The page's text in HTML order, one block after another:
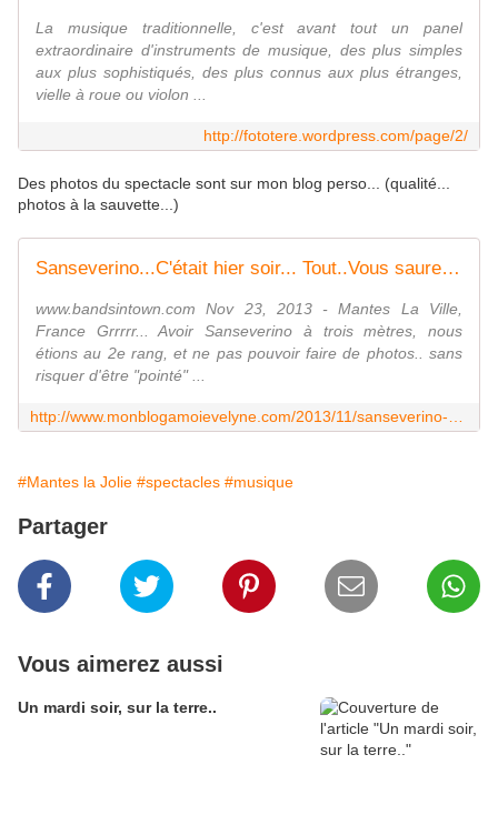
La musique traditionnelle, c'est avant tout un panel
extraordinaire d'instruments de musique, des plus simples
aux plus sophistiqués, des plus connus aux plus étranges,
vielle à roue ou violon ...
http://fototere.wordpress.com/page/2/
Des photos du spectacle sont sur mon blog perso... (qualité...
photos à la sauvette...)
Sanseverino...C'était hier soir... Tout..Vous saurez tout...
www.bandsintown.com Nov 23, 2013 - Mantes La Ville,
France Grrrrr... Avoir Sanseverino à trois mètres, nous
étions au 2e rang, et ne pas pouvoir faire de photos.. sans
risquer d'être "pointé" ...
#Mantes la Jolie #spectacles #musique
Partager
Vous aimerez aussi
Un mardi soir, sur la terre..